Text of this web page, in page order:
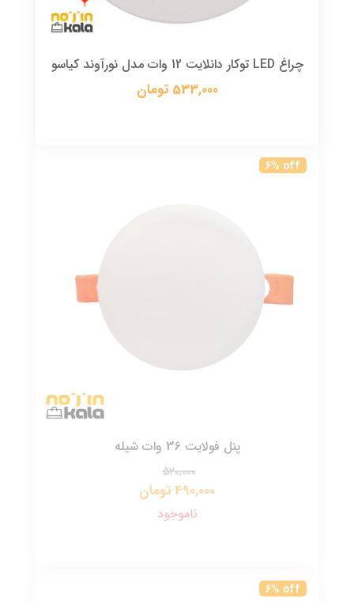
چراغ LED توکار دانلایت 12 وات مدل نورآوند کیاسو
533,000 تومان
6% off
پنل فولایت 36 وات شیله
520,000
490,000 تومان
ناموجود
6% off